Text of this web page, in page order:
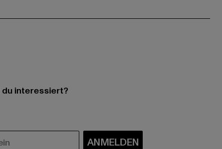
interessiert?
ANMELDEN